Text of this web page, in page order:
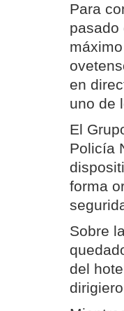
Para
pasado
en
uno de
El
Policía
forma
Sobre
del